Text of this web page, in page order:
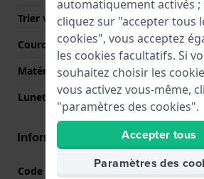
Trier verre
Saphire
Couronne
Matérielle lunette
Acier
Lunette tournante
Aucun -
Informations mouvement
Code Mouvement 515
automatiquement activés ;
cliquez sur "accepter tous
cookies", vous acceptez
les cookies facultatifs. Si
souhaitez choisir les
vous activez vous-même,
"paramètres des cookies".
Accepter tous
Paramètres des